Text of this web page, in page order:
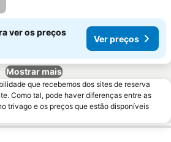
ver os preços
Ver preços
Mostrar mais
que recebemos dos sites de reserva
Como tal, pode haver diferenças entre as
trivago e os preços que estão disponíveis